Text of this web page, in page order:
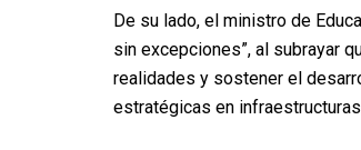
De su lado, el ministro de
sin excepciones”, al subrayar
realidades y sostener el
estratégicas en